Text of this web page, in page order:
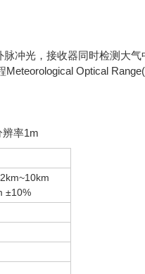
冲光，接收器同时检测大气
Optical
率1m
±10%